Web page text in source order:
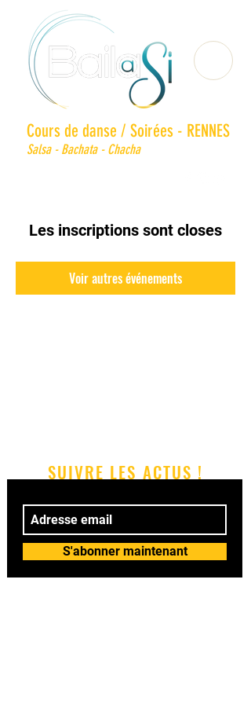
Cours de danse / Soirées - RENNES
Salsa - Bachata - Chacha
Les inscriptions sont closes
Voir autres événements
SUIVRE LES ACTUS !
S'abonner maintenant